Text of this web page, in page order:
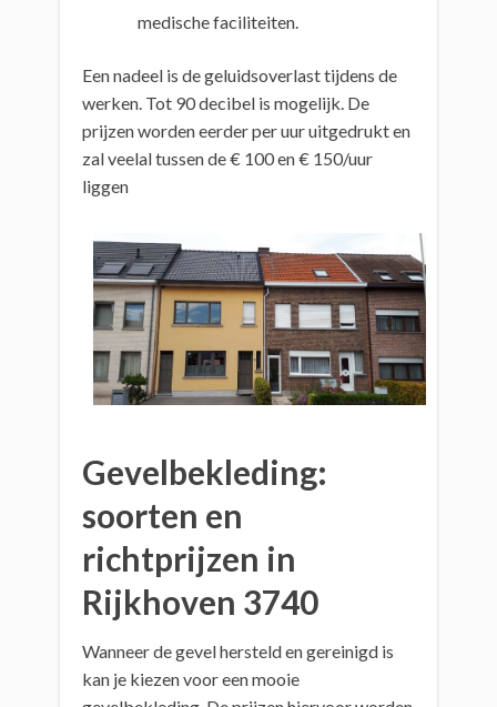
medische faciliteiten.
Een nadeel is de geluidsoverlast tijdens de
werken. Tot 90 decibel is mogelijk. De
prijzen worden eerder per uur uitgedrukt en
zal veelal tussen de € 100 en € 150/uur
liggen
Gevelbekleding:
soorten en
richtprijzen in
Rijkhoven 3740
Wanneer de gevel hersteld en gereinigd is
kan je kiezen voor een mooie